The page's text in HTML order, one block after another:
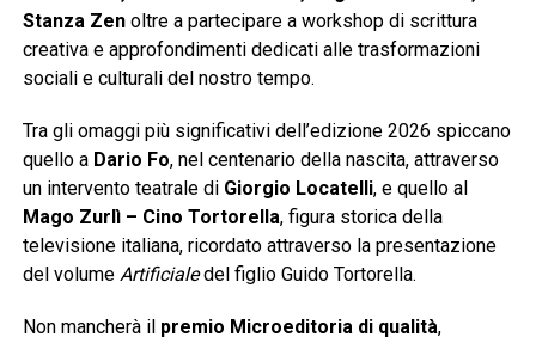
Stanza Zenoltre a partecipare a workshop di scrittura
creativa e approfondimenti dedicati alle trasformazioni
sociali e culturali del nostro tempo.
Tra gli omaggi più significativi dell’edizione 2026 spiccano
quello a Dario Fo, nel centenario della nascita, attraverso
un intervento teatrale di Giorgio Locatelli, e quello al
Mago Zurlì – Cino Tortorella, figura storica della
televisione italiana, ricordato attraverso la presentazione
del volume Artificialedel figlio Guido Tortorella.
Non mancherà il premio Microeditoria di qualità,